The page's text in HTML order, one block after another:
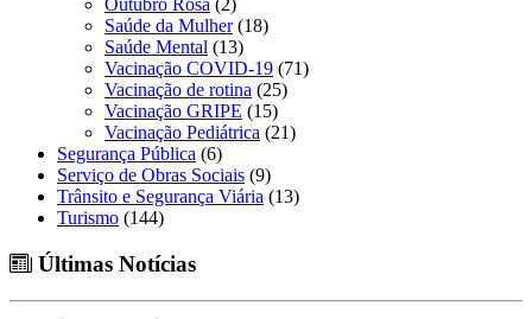
Outubro Rosa (2)
Saúde da Mulher(18)
Saúde Mental (13)
Vacinação COVID-19 (71)
Vacinação de rotina (25)
Vacinação GRIPE (15)
Vacinação Pediátrica (21)
Segurança Pública (6)
Serviço de Obras Sociais (9)
Trânsito e Segurança Viária (13)
Turismo (144)
Últimas Notícias